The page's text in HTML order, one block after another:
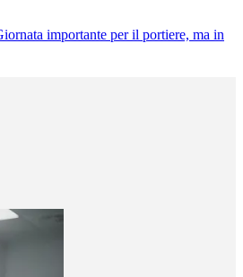
importante per il portiere, ma in